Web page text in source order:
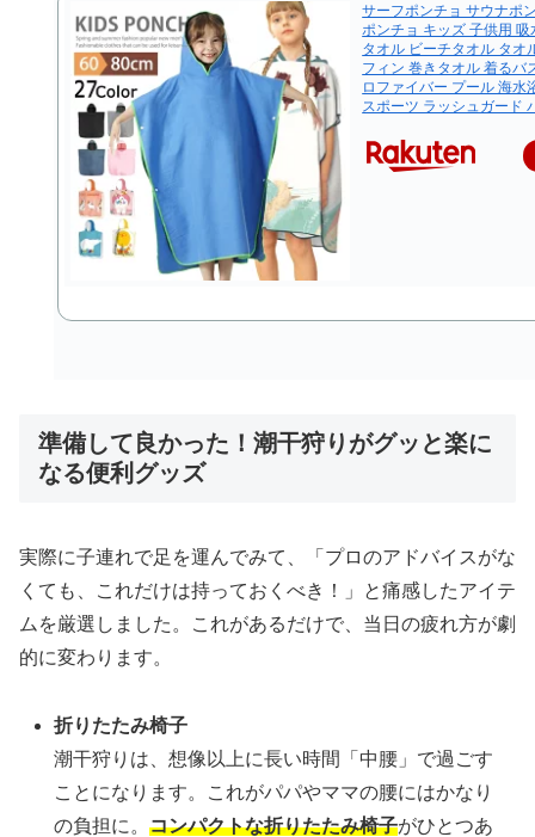
サーフポンチョ サウナポ
ポンチョ キッズ 子供用
タオル ビーチタオル タオ
フィン 巻きタオル 着るバ
ロファイバー プール 海水
スポーツ ラッシュガード
準備して良かった！潮干狩りがグッと楽に
なる便利グッズ
実際に子連れで足を運んでみて、「プロのアドバイスがな
くても、これだけは持っておくべき！」と痛感したアイテ
ムを厳選しました。これがあるだけで、当日の疲れ方が劇
的に変わります。
折りたたみ椅子
潮干狩りは、想像以上に長い時間「中腰」で過ごす
ことになります。これがパパやママの腰にはかなり
の負担に。コンパクトな折りたたみ椅子がひとつあ